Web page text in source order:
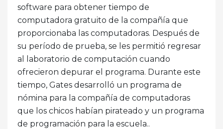
software para obtener tiempo de
computadora gratuito de la compañía que
proporcionaba las computadoras. Después de
su período de prueba, se les permitió regresar
al laboratorio de computación cuando
ofrecieron depurar el programa. Durante este
tiempo, Gates desarrolló un programa de
nómina para la compañía de computadoras
que los chicos habían pirateado y un programa
de programación para la escuela..